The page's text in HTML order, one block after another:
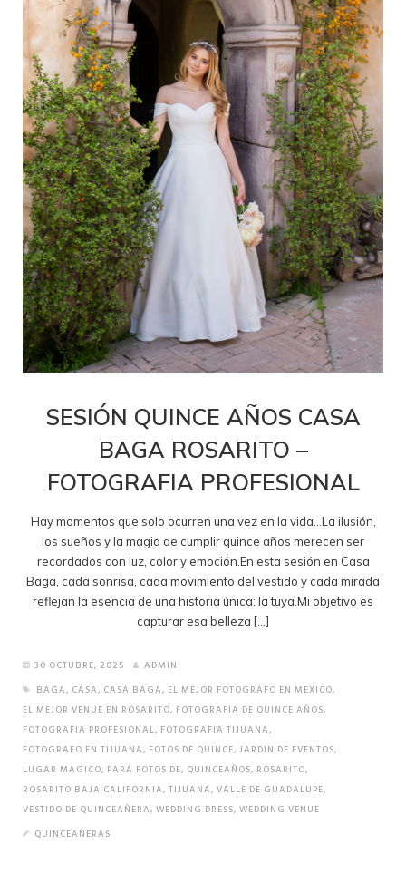
SESIÓN QUINCE AÑOS CASA
BAGA ROSARITO –
FOTOGRAFIA PROFESIONAL
Hay momentos que solo ocurren una vez en la vida…La ilusión,
los sueños y la magia de cumplir quince años merecen ser
recordados con luz, color y emoción.En esta sesión en Casa
Baga, cada sonrisa, cada movimiento del vestido y cada mirada
reflejan la esencia de una historia única: la tuya.Mi objetivo es
capturar esa belleza […]
30 OCTUBRE, 2025
ADMIN
BAGA, CASA, CASA BAGA, EL MEJOR FOTOGRAFO EN MEXICO,
EL MEJOR VENUE EN ROSARITO, FOTOGRAFIA DE QUINCE AÑOS,
FOTOGRAFIA PROFESIONAL, FOTOGRAFIA TIJUANA,
FOTOGRAFO EN TIJUANA, FOTOS DE QUINCE, JARDIN DE EVENTOS,
LUGAR MAGICO, PARA FOTOS DE, QUINCEAÑOS, ROSARITO,
ROSARITO BAJA CALIFORNIA, TIJUANA, VALLE DE GUADALUPE,
VESTIDO DE QUINCEAÑERA, WEDDING DRESS, WEDDING VENUE
QUINCEAÑERAS